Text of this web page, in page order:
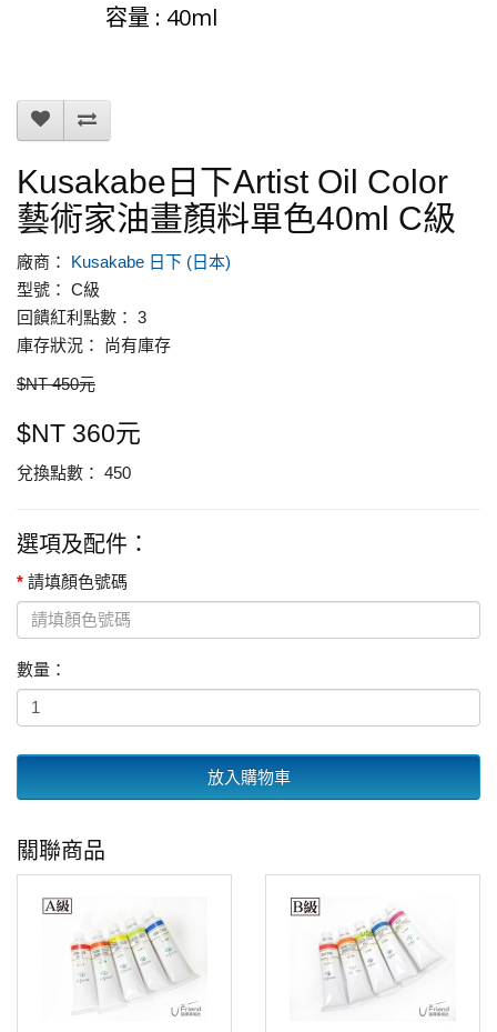
容量 : 40ml
Kusakabe日下Artist Oil Color
藝術家油畫顏料單色40ml C級
廠商： Kusakabe 日下 (日本)
型號： C級
回饋紅利點數： 3
庫存狀況： 尚有庫存
$NT 450元
$NT 360元
兌換點數： 450
選項及配件：
請填顏色號碼
數量：
放入購物車
關聯商品